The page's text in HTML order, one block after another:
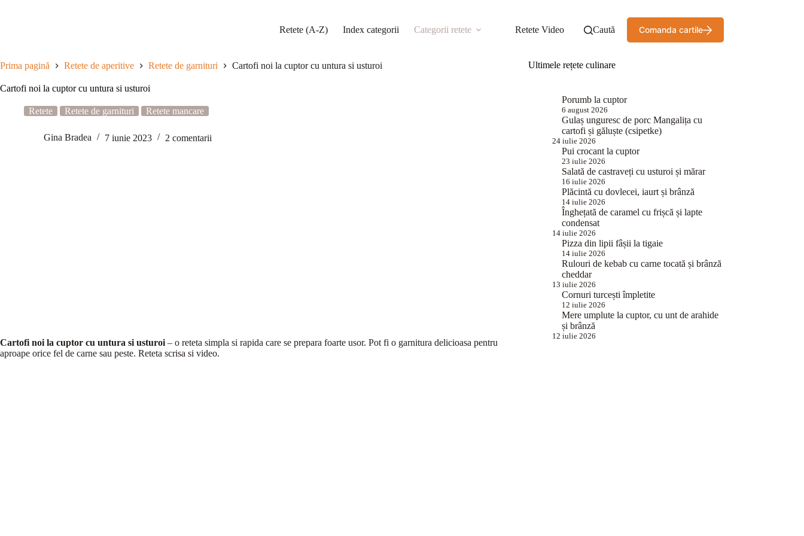
Retete (A-Z) Index categorii Categorii retete Retete Video Caută Comanda cartile
Prima pagină Retete de aperitive Retete de garnituri Cartofi noi la cuptor cu untura si usturoi
Cartofi noi la cuptor cu untura si usturoi
Retete Retete de garnituri Retete mancare
Gina Bradea 7 iunie 2023 2 comentarii
Cartofi noi la cuptor cu untura si usturoi – o reteta simpla si rapida care se prepara foarte usor. Pot fi o garnitura delicioasa pentru
aproape orice fel de carne sau peste. Reteta scrisa si video.
Ultimele rețete culinare
Porumb la cuptor
6 august 2026
Gulaș unguresc de porc Mangalița cu
cartofi și găluște (csipetke)
24 iulie 2026
Pui crocant la cuptor
23 iulie 2026
Salată de castraveți cu usturoi și mărar
16 iulie 2026
Plăcintă cu dovlecei, iaurt și brânză
14 iulie 2026
Înghețată de caramel cu frișcă și lapte
condensat
14 iulie 2026
Pizza din lipii fâșii la tigaie
14 iulie 2026
Rulouri de kebab cu carne tocată și brânză
cheddar
13 iulie 2026
Cornuri turcești împletite
12 iulie 2026
Mere umplute la cuptor, cu unt de arahide
și brânză
12 iulie 2026